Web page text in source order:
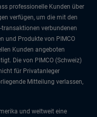
professionelle Kunden über
verfügen, um die mit den
verbundenen
und Produkte von PIMCO
Kunden angeboten
Die von PIMCO (Schweiz)
für Privatanleger
Mitteilung verlassen,
und weltweit eine